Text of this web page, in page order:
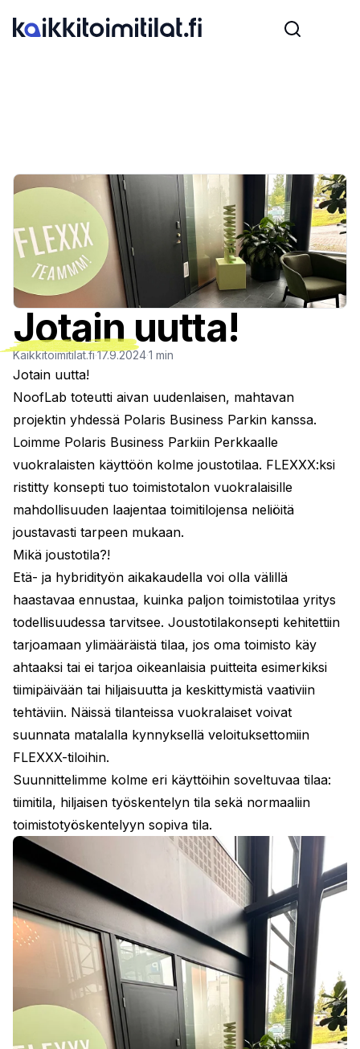
Jotain uutta!
Kaikkitoimitilat.fi·17.9.2024·1 min
Jotain uutta!
NoofLab toteutti aivan uudenlaisen, mahtavan
projektin yhdessä Polaris Business Parkin kanssa.
Loimme Polaris Business Parkiin Perkkaalle
vuokralaisten käyttöön kolme joustotilaa. FLEXXX:ksi
ristitty konsepti tuo toimistotalon vuokralaisille
mahdollisuuden laajentaa toimitilojensa neliöitä
joustavasti tarpeen mukaan.
Mikä joustotila?!
Etä- ja hybridityön aikakaudella voi olla välillä
haastavaa ennustaa, kuinka paljon toimistotilaa yritys
todellisuudessa tarvitsee. Joustotilakonsepti kehitettiin
tarjoamaan ylimääräistä tilaa, jos oma toimisto käy
ahtaaksi tai ei tarjoa oikeanlaisia puitteita esimerkiksi
tiimipäivään tai hiljaisuutta ja keskittymistä vaativiin
tehtäviin. Näissä tilanteissa vuokralaiset voivat
suunnata matalalla kynnyksellä veloituksettomiin
FLEXXX-tiloihin.
Suunnittelimme kolme eri käyttöihin soveltuvaa tilaa:
tiimitila, hiljaisen työskentelyn tila sekä normaaliin
toimistotyöskentelyyn sopiva tila.